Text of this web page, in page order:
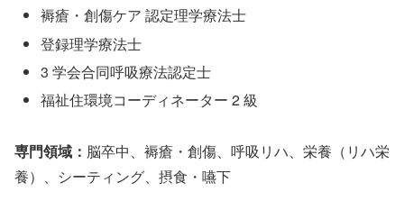
褥瘡・創傷ケア 認定理学療法士
登録理学療法士
3 学会合同呼吸療法認定士
福祉住環境コーディネーター 2 級
専門領域： 脳卒中、褥瘡・創傷、呼吸リハ、栄養（リハ栄
養）、シーティング、摂食・嚥下